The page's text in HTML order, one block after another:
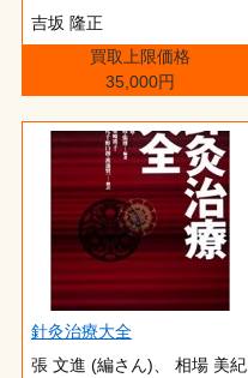
吉坂 隆正
買取上限価格
35,000円
針灸治療大全
張 文進 (編さん)、 相場 美紀